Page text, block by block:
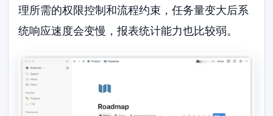
理所需的权限控制和流程约束，任务量变大后系
统响应速度会变慢，报表统计能力也比较弱。